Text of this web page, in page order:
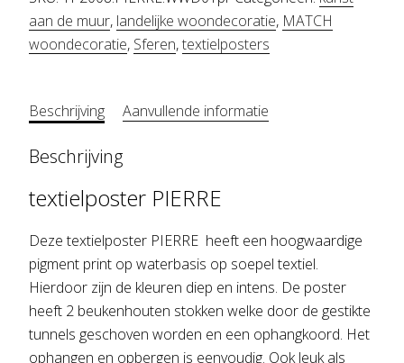
aan de muur, landelijke woondecoratie, MATCH
woondecoratie, Sferen,textielposters
Beschrijving Aanvullende informatie
Beschrijving
textielposter PIERRE
Deze textielposter PIERRE heeft een hoogwaardige
pigment print op waterbasis op soepel textiel.
Hierdoor zijn de kleuren diep en intens. De poster
heeft 2 beukenhouten stokken welke door de gestikte
tunnels geschoven worden en een ophangkoord. Het
ophangen en opbergen is eenvoudig. Ook leuk als